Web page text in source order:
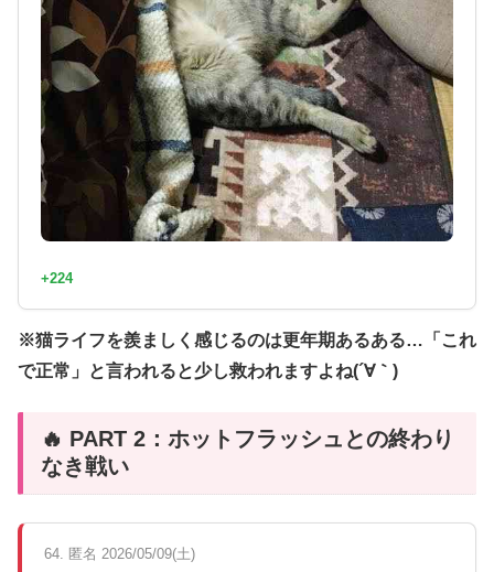
+224
※猫ライフを羨ましく感じるのは更年期あるある…「これ
で正常」と言われると少し救われますよね(´∀｀)
🔥 PART 2：ホットフラッシュとの終わり
なき戦い
64. 匿名 2026/05/09(土)